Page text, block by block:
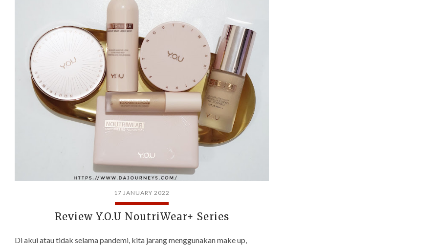
17 JANUARY 2022
Review Y.O.U NoutriWear+ Series
Di akui atau tidak selama pandemi, kita jarang menggunakan make up,